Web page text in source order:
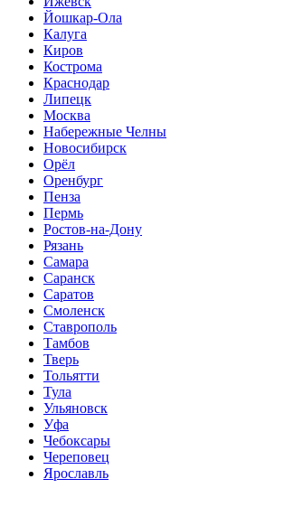
Йошкар-Ола
Калуга
Киров
Кострома
Краснодар
Липецк
Москва
Набережные Челны
Новосибирск
Орёл
Оренбург
Пенза
Пермь
Ростов-на-Дону
Рязань
Самара
Саранск
Саратов
Смоленск
Ставрополь
Тамбов
Тверь
Тольятти
Тула
Ульяновск
Уфа
Чебоксары
Череповец
Ярославль